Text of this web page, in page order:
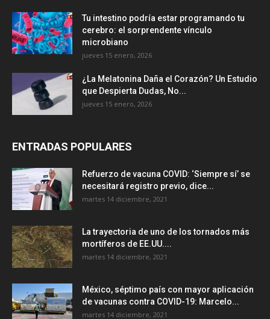
Tu intestino podría estar programando tu
cerebro: el sorprendente vínculo
microbiano
jueves 15 enero, 2026
¿La Melatonina Daña el Corazón? Un Estudio
que Despierta Dudas, No...
jueves 15 enero, 2026
ENTRADAS POPULARES
Refuerzo de vacuna COVID: ‘Siempre sí’ se
necesitará registro previo, dice...
martes 14 diciembre, 2021
La trayectoria de uno de los tornados más
mortíferos de EE.UU....
martes 14 diciembre, 2021
México, séptimo país con mayor aplicación
de vacunas contra COVID-19: Marcelo...
martes 14 diciembre, 2021